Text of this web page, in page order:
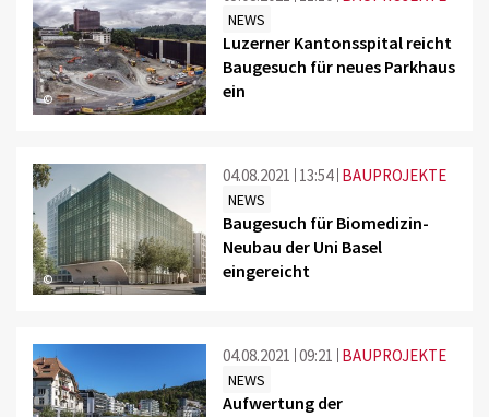
©
NEWS
Luzerner Kantonsspital reicht
Baugesuch für neues Parkhaus
ein
©
04.08.2021 13:54 BAUPROJEKTE
NEWS
Baugesuch für Biomedizin-
Neubau der Uni Basel
eingereicht
04.08.2021 09:21 BAUPROJEKTE
NEWS
Aufwertung der